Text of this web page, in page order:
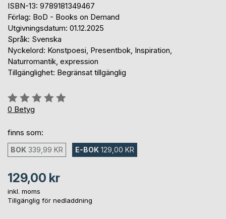
ISBN-13: 9789181349467
Förlag: BoD - Books on Demand
Utgivningsdatum: 01.12.2025
Språk: Svenska
Nyckelord: Konstpoesi, Presentbok, Inspiration,
Naturromantik, expression
Tillgänglighet: Begränsat tillgänglig
Betyg::
0%
0 Betyg
finns som:
BOK 339,99 KR E-BOK 129,00 KR
129,00 kr
inkl. moms
Tillgänglig för nedladdning